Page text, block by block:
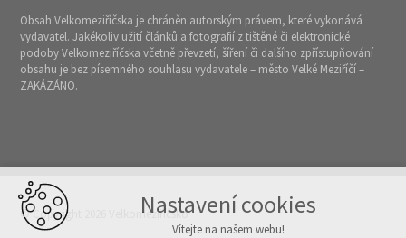
Obsah Velkomeziříčska je chráněn autorským právem, které vykonává
vydavatel. Jakékoliv užití článků a fotografií z tištěné či elektronické
podoby Velkomeziříčska včetně převzetí, šíření či dalšího zpřístupňování
obsahu je bez písemného souhlasu vydavatele – město Velké Meziříčí –
ZAKÁZÁNO.
© Copyright 2026 VelkomeziříčskoNastavení cookies
Vítejte na našem webu!